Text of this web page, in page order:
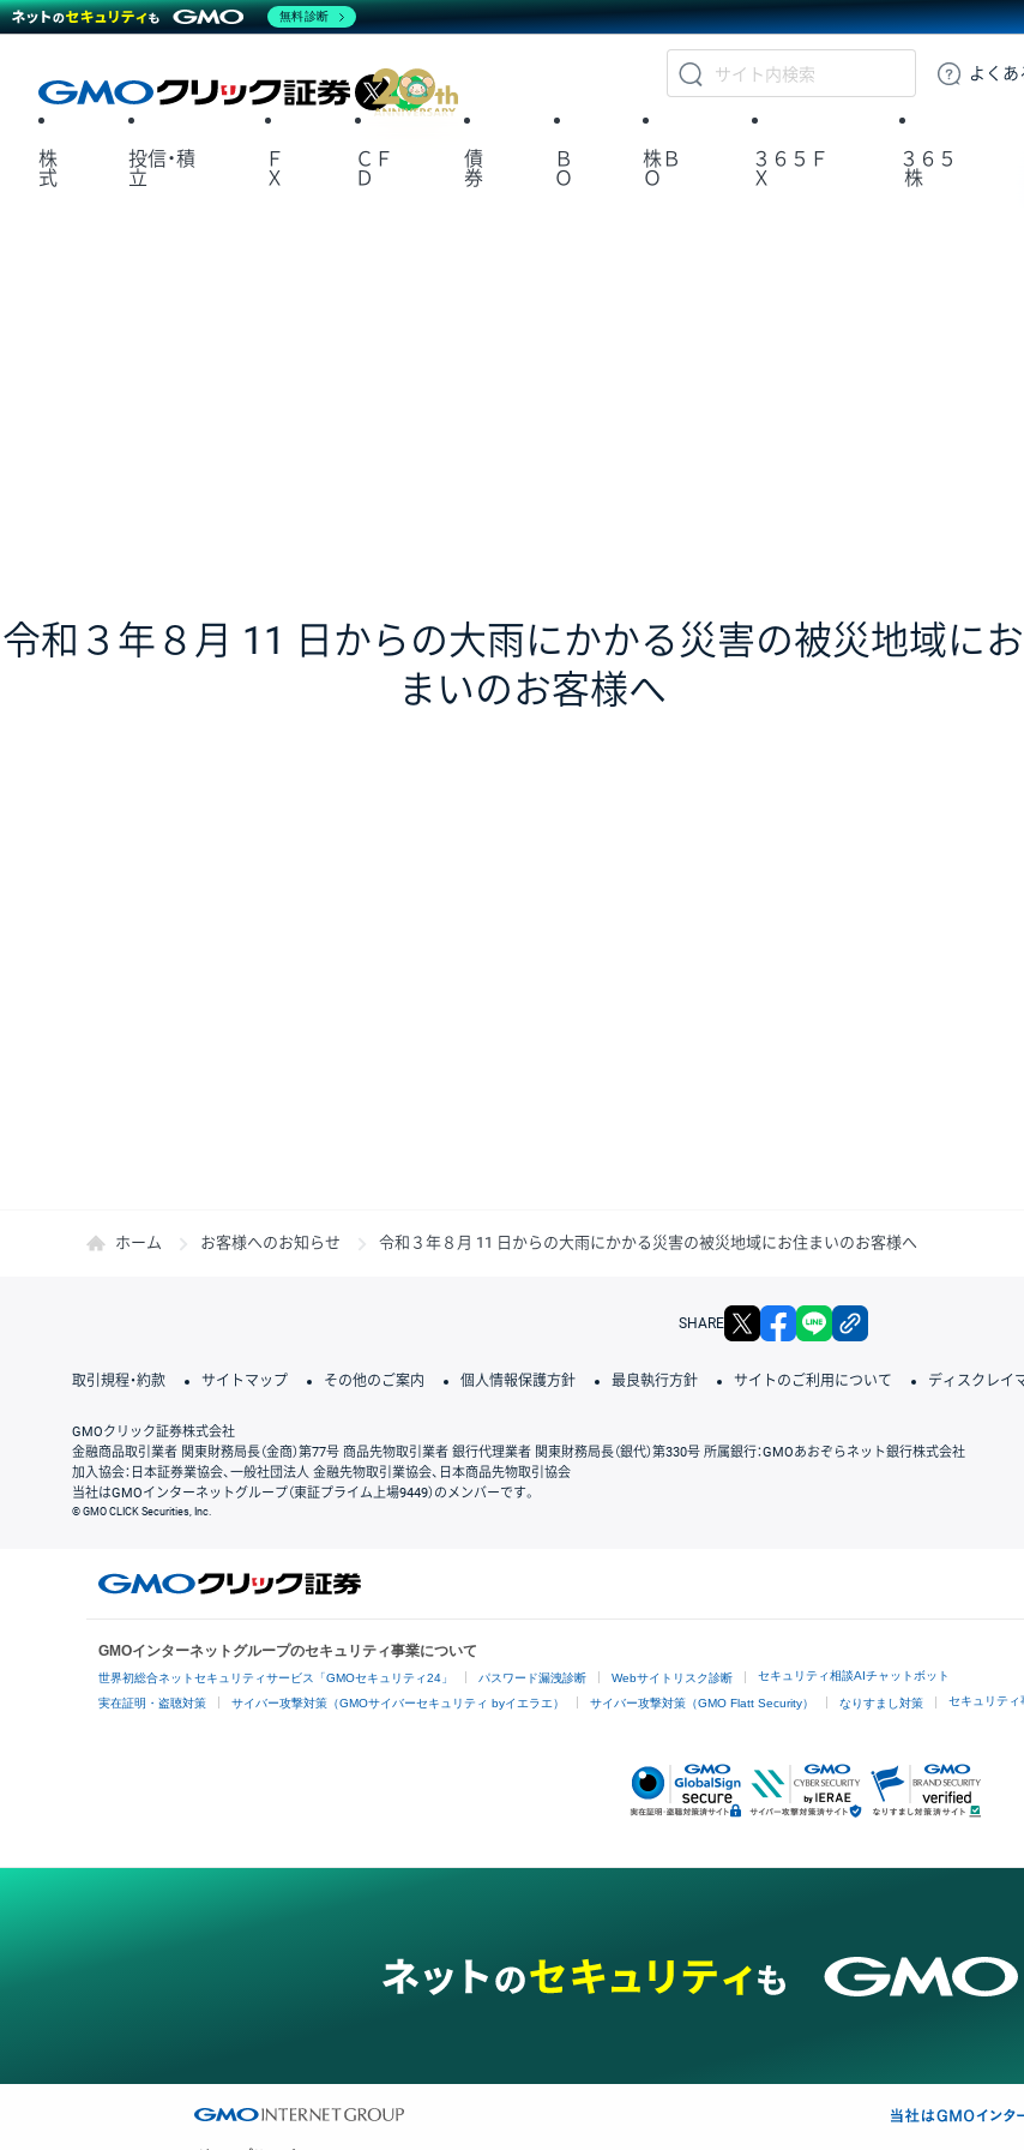
GMOクリック証
よくあ
X
株
式
投信・積
立
Ｆ
Ｘ
ＣＦ
Ｄ
債
券
Ｂ
Ｏ
株Ｂ
Ｏ
３６５Ｆ
Ｘ
３６５
株
令和３年８月 11 日からの大雨にかかる災害の被災地域に
まいのお客様へ
ホーム お客様へのお知らせ 令和３年８月 11 日からの大雨にかかる災害の被災地域にお住まいのお客様へ
SHARE X facebook
取引規程・約款 サイトマップ その他のご案内 個人情報保護方針 最良執行方針 サイトのご利用について ディスクレイ
GMOクリック証券株式会社
金融商品取引業者 関東財務局長（金商）第77号 商品先物取引業者 銀行代理業者 関東財務局長（銀代）第330号 所属銀行：GMOあおぞらネット銀行株式会社
加入協会：日本証券業協会、一般社団法人 金融先物取引業協会、日本商品先物取引協会
当社はGMOインターネットグループ（東証プライム上場9449）のメンバーです。
© GMO CLICK Securities, Inc.
GMOインターネットグループのセキュリティ事業について
世界初総合ネットセキュリティサービス「GMOセキュリティ24」 パスワード漏洩診断 Webサイトリスク診断 セキュリティ相談AIチャットボット
実在証明・盗聴対策 サイバー攻撃対策（GMOサイバーセキュリティ byイエラエ） サイバー攻撃対策（GMO Flatt Security） なりすまし対策 セキュリティ
無料診断